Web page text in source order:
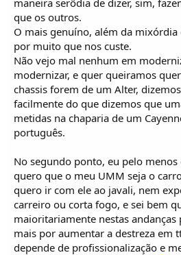
que os outros.
O mais genuíno, além da mixórdia
por muito que nos custe.
Não vejo mal nenhum em
modernizar, e quer queiramos
chassis forem de um Alter,
facilmente do que dizemos que
metidas na chaparia de um
português.
No segundo ponto, eu pelo
quero que o meu UMM seja o
quero ir com ele ao javali, nem
carreiro ou corta fogo, e sei bem
maioritariamente nestas
mais por aumentar a destreza em
depende de profissionalização e